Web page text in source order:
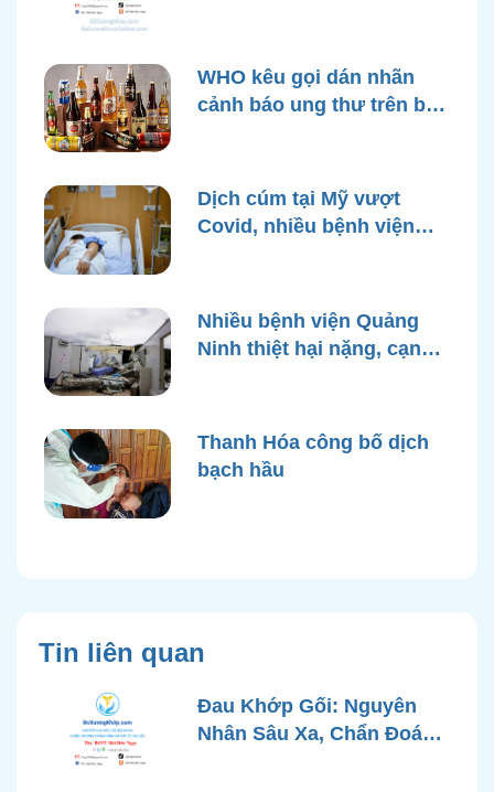
WHO kêu gọi dán nhãn
cảnh báo ung thư trên bao
Dịch cúm tại Mỹ vượt
Covid, nhiều bệnh viện
Nhiều bệnh viện Quảng
Ninh thiệt hại nặng, cạn
Thanh Hóa công bố dịch
bạch hầu
Tin liên quan
Đau Khớp Gối: Nguyên
Nhân Sâu Xa, Chẩn Đoán